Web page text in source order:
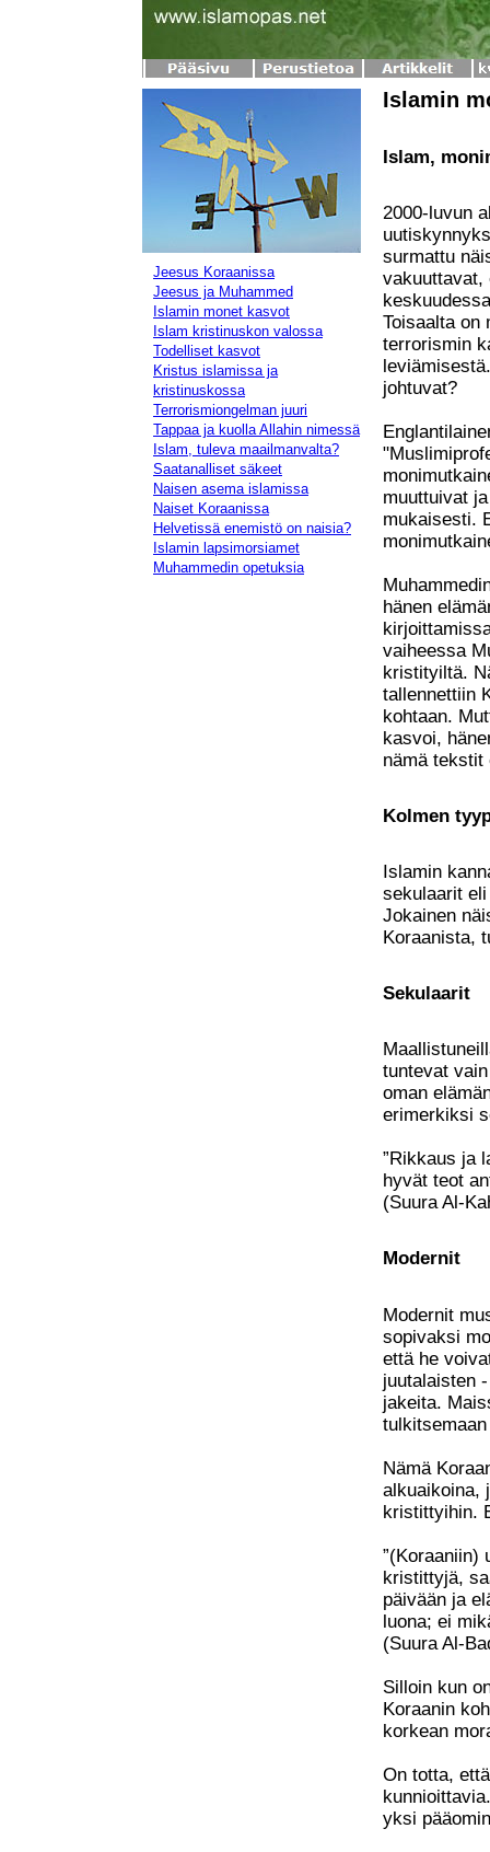
Jeesus Koraanissa
Jeesus ja Muhammed
Islamin monet kasvot
Islam kristinuskon valossa
Todelliset kasvot
Kristus islamissa ja
kristinuskossa
Terrorismiongelman juuri
Tappaa ja kuolla Allahin nimessä
Islam, tuleva maailmanvalta?
Saatanalliset säkeet
Naisen asema islamissa
Naiset Koraanissa
Helvetissä enemistö on naisia?
Islamin lapsimorsiamet
Muhammedin opetuksia
Islamin
Islam,
2000-luvun
surmattu
vakuuttavat,
Toisaalta on
terrorismin
johtuvat?
muuttuivat
mukaisesti.
hänen
vaiheessa
kristityiltä.
tallennettiin
kohtaan.
kasvoi,
nämä tekstit
Kolmen
Islamin
sekulaarit
Jokainen
Koraanista,
Sekulaarit
tuntevat
oman
erimerkiksi
”Rikkaus ja
hyvät teot
(Suura Al-
Modernit
Modernit
sopivaksi
että he
juutalaisten
jakeita.
Nämä
alkuaikoina,
kristittyihin.
”(Koraaniin)
kristittyjä,
päivään ja
luona; ei
(Suura Al-
Silloin kun
Koraanin
korkean
On totta,
yksi